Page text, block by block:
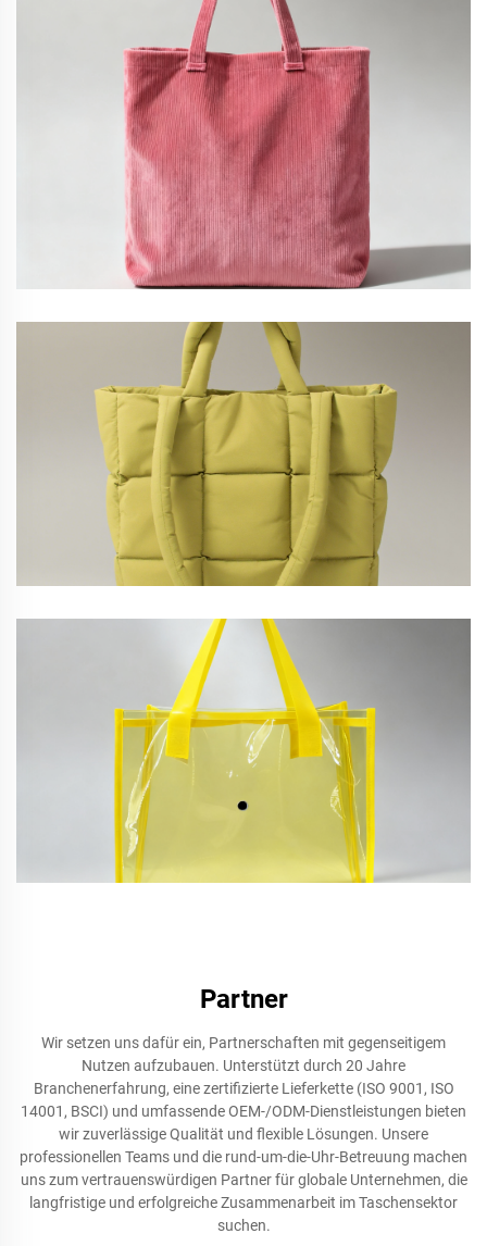
samt-Shopper
gefütterter Shopper
wasserdichte Tasche
Partner
Wir setzen uns dafür ein, Partnerschaften mit gegenseitigem
Nutzen aufzubauen. Unterstützt durch 20 Jahre
Branchenerfahrung, eine zertifizierte Lieferkette (ISO 9001, ISO
14001, BSCI) und umfassende OEM-/ODM-Dienstleistungen bieten
wir zuverlässige Qualität und flexible Lösungen. Unsere
professionellen Teams und die rund-um-die-Uhr-Betreuung machen
uns zum vertrauenswürdigen Partner für globale Unternehmen, die
langfristige und erfolgreiche Zusammenarbeit im Taschensektor
suchen.